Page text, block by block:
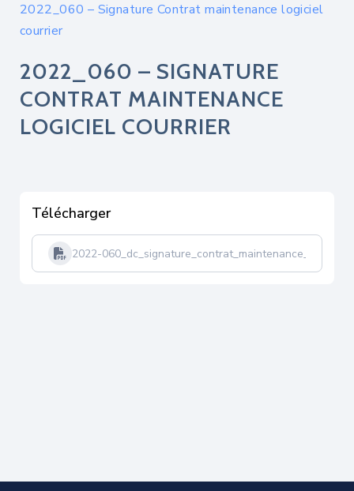
2022_060 – Signature Contrat maintenance logiciel
courrier
2022_060 – SIGNATURE
CONTRAT MAINTENANCE
LOGICIEL COURRIER
Télécharger
2022-